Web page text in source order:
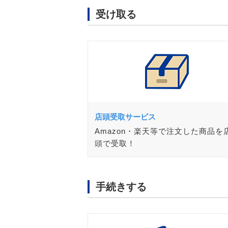
受け取る
店頭受取サービス
Amazon・楽天等で注文した商品を
頭で受取！
手続きする